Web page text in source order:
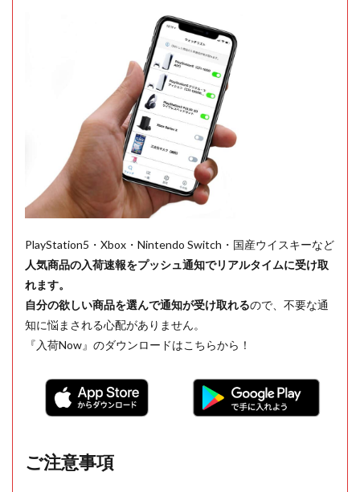
PlayStation5・Xbox・Nintendo Switch・国産ウイスキーなど
人気商品の入荷速報をプッシュ通知でリアルタイムに受け取
れます。
自分の欲しい商品を選んで通知が受け取れるので、不要な通
知に悩まされる心配がありません。
『入荷Now』のダウンロードはこちらから！
ご注意事項